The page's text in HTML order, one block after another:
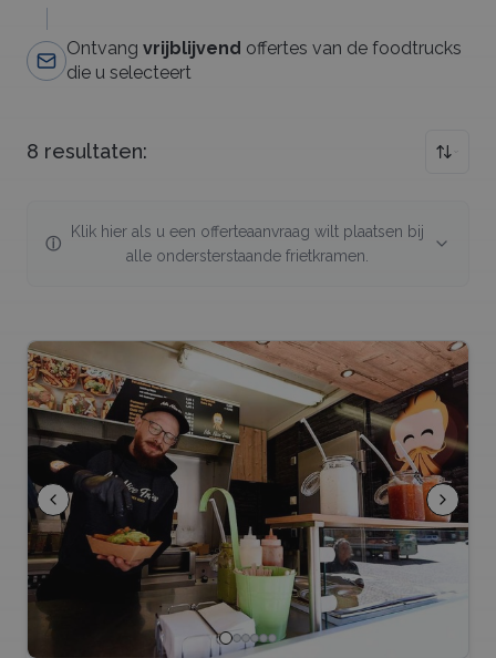
Ontvang vrijblijvend offertes van de foodtrucks
die u selecteert
8 resultaten:
ⓘ
Klik hier als u een offerteaanvraag wilt plaatsen bij
alle ondersterstaande frietkramen